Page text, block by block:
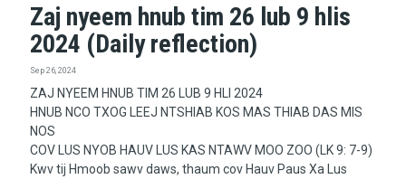
Zaj nyeem hnub tim 26 lub 9 hlis
2024 (Daily reflection)
Sep 26, 2024
ZAJ NYEEM HNUB TIM 26 LUB 9 HLI 2024
HNUB NCO TXOG LEEJ NTSHIAB KOS MAS THIAB DAS MIS
NOS
COV LUS NYOB HAUV LUS KAS NTAWV MOO ZOO (LK 9: 7-9)
Kwv tij Hmoob sawv daws, thaum cov Hauv Paus Xa Lus